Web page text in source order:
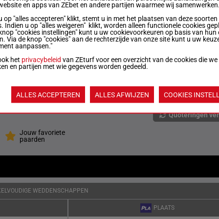
20p (25) 6p 16p 7p (24) 1p 1p
7p
Quoteringen
Jouw favoriete
paarden
WEDDENSCHAPPEN
PLAATS
en apps van ZEbet en andere partijen waarmee wij
op "alles accepteren" klikt, stemt u in met het plaatsen van deze soorten
Indien u op "alles weigeren" klikt, worden alleen functionele cookies
"cookies instellingen" kunt u uw cookievoorkeuren op basis van hun
Via de knop "cookies" aan de rechterzijde van onze site kunt u uw
aanpassen."
het privacybeleid van ZEturf voor een overzicht van de cookies die we
en partijen met wie gegevens worden gedeeld.
ALLES ACCEPTEREN ALLES AFWIJZEN COOKIES